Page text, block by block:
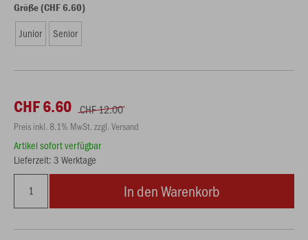
Größe (CHF 6.60)
Junior Senior
CHF 6.60 CHF 12.00
Preis inkl. 8.1% MwSt. zzgl. Versand
Artikel sofort verfügbar
Lieferzeit: 3 Werktage
In den Warenkorb